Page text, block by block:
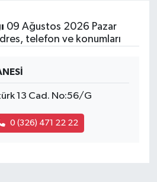
09 Ağustos 2026 Pazar
telefon ve konumları
13 Cad. No:56/G
0 (326) 471 22 22